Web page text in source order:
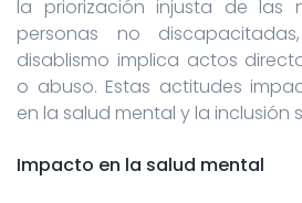
la priorización injusta de las
personas no
disablismo implica actos
o abuso. Estas actitudes
en la salud mental y la inclusión
Impacto en la salud mental